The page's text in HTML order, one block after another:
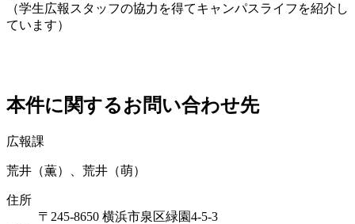
（学生広報スタッフの協力を得てキャンパスライフを紹介し
ています）
本件に関するお問い合わせ先
広報課
荒井（薫）、荒井（萌）
住所
〒245-8650 横浜市泉区緑園4-5-3